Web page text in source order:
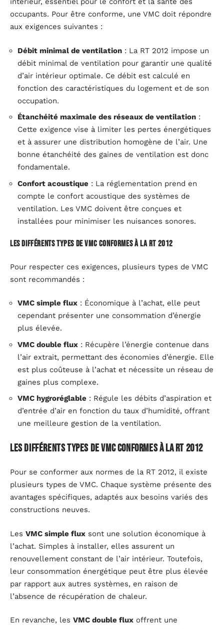
occupants. Pour être conforme, une VMC doit répondre
aux exigences suivantes :
Débit minimal de ventilation : La RT 2012 impose un
débit minimal de ventilation pour garantir une qualité
d’air intérieur optimale. Ce débit est calculé en
fonction des caractéristiques du logement et de son
occupation.
Étanchéité maximale des réseaux de ventilation :
Cette exigence vise à limiter les pertes énergétiques
et à assurer une distribution homogène de l’air. Une
bonne étanchéité des gaines de ventilation est donc
fondamentale.
Confort acoustique : La réglementation prend en
compte le confort acoustique des systèmes de
ventilation. Les VMC doivent être conçues et
installées pour minimiser les nuisances sonores.
Les différents types de VMC conformes à la RT 2012
Pour respecter ces exigences, plusieurs types de VMC
sont recommandés :
VMC simple flux : Économique à l’achat, elle peut
cependant présenter une consommation d’énergie
plus élevée.
VMC double flux : Récupère l’énergie contenue dans
l’air extrait, permettant des économies d’énergie. Elle
est plus coûteuse à l’achat et nécessite un réseau de
gaines plus complexe.
VMC hygroréglable : Régule les débits d’aspiration et
d’entrée d’air en fonction du taux d’humidité, offrant
une meilleure gestion de la ventilation.
Les différents types de VMC conformes à la RT 2012
Pour se conformer aux normes de la RT 2012, il existe
plusieurs types de VMC. Chaque système présente des
avantages spécifiques, adaptés aux besoins variés des
constructions neuves.
Les VMC simple flux sont une solution économique à
l’achat. Simples à installer, elles assurent un
renouvellement constant de l’air intérieur. Toutefois,
leur consommation énergétique peut être plus élevée
par rapport aux autres systèmes, en raison de
l’absence de récupération de chaleur.
En revanche, les VMC double flux offrent une